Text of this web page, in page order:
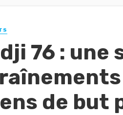
76 : une
de but